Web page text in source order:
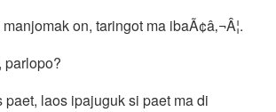
on, taringot ma ibaÃ¢â‚¬Â¦.
parlopo?
paet, laos ipajuguk si paet ma di